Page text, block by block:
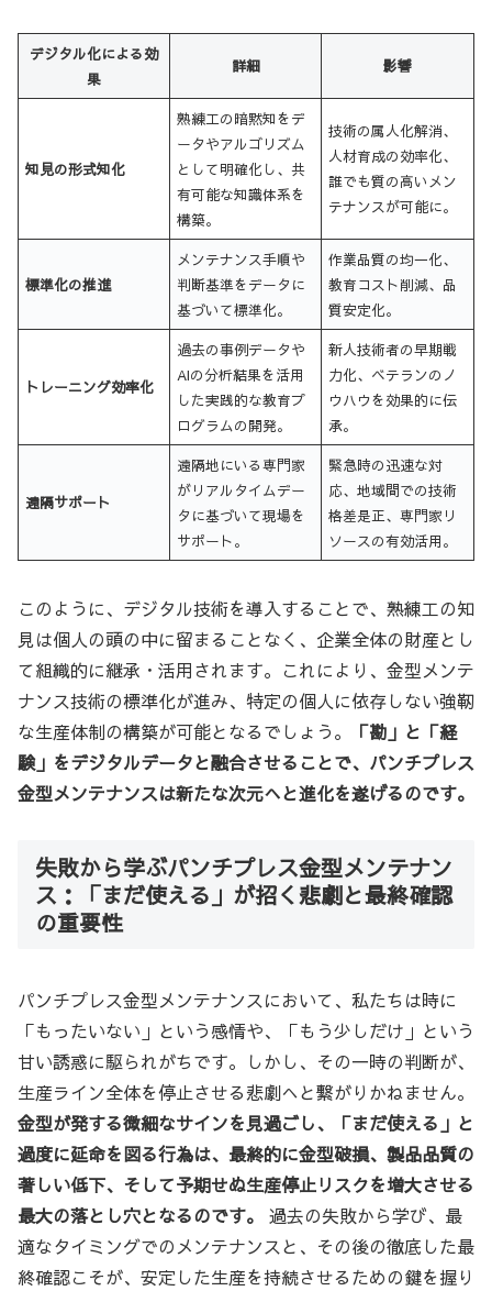
デジタル化による効
果
詳細 影響
知見の形式知化
熟練工の暗黙知をデ
ータやアルゴリズム
として明確化し、共
有可能な知識体系を
構築。
技術の属人化解消、
人材育成の効率化、
誰でも質の高いメン
テナンスが可能に。
標準化の推進
メンテナンス手順や
判断基準をデータに
基づいて標準化。
作業品質の均一化、
教育コスト削減、品
質安定化。
トレーニング効率化
過去の事例データや
AIの分析結果を活用
した実践的な教育プ
ログラムの開発。
新人技術者の早期戦
力化、ベテランのノ
ウハウを効果的に伝
承。
遠隔サポート
遠隔地にいる専門家
がリアルタイムデー
タに基づいて現場を
サポート。
緊急時の迅速な対
応、地域間での技術
格差是正、専門家リ
ソースの有効活用。
このように、デジタル技術を導入することで、熟練工の知
見は個人の頭の中に留まることなく、企業全体の財産とし
て組織的に継承・活用されます。これにより、金型メンテ
ナンス技術の標準化が進み、特定の個人に依存しない強靭
な生産体制の構築が可能となるでしょう。
「勘」と「経
験」をデジタルデータと融合させることで、パンチプレス
金型メンテナンスは新たな次元へと進化を遂げるのです。
失敗から学ぶパンチプレス金型メンテナン
ス：「まだ使える」が招く悲劇と最終確認
の重要性
パンチプレス金型メンテナンスにおいて、私たちは時に
「もったいない」という感情や、「もう少しだけ」という
甘い誘惑に駆られがちです。しかし、その一時の判断が、
生産ライン全体を停止させる悲劇へと繋がりかねません。
金型が発する微細なサインを見過ごし、「まだ使える」と
過度に延命を図る行為は、最終的に金型破損、製品品質の
著しい低下、そして予期せぬ生産停止リスクを増大させる
最大の落とし穴となるのです。
過去の失敗から学び、最
適なタイミングでのメンテナンスと、その後の徹底した最
終確認こそが、安定した生産を持続させるための鍵を握り